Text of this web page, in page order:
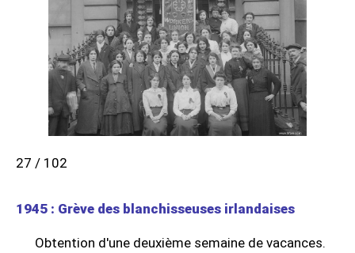
27 / 102
1945 : Grève des blanchisseuses irlandaises
Obtention d'une deuxième semaine de vacances.